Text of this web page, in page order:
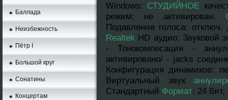
Баллада
Неизбежность
Пётр I
Большой круг
Сонатины
Концертам
Windows: СТУДИЙНОЕ
режим: нe aктивирован.
Подавление голоса:
Realtek HD аудио: Звуковой
- Тонокомпесация -
активировано/ - jacks
Конфигурация динамиков:
Виртуальный звук
Стандартный Формат: 24 бит,